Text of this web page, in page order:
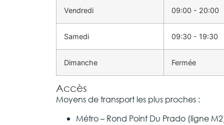
Vendredi 09:00 - 20:00
Samedi 09:30 - 19:30
Dimanche Fermée
Accès
Moyens de transport les plus proches :
Métro – Rond Point Du Prado (ligne